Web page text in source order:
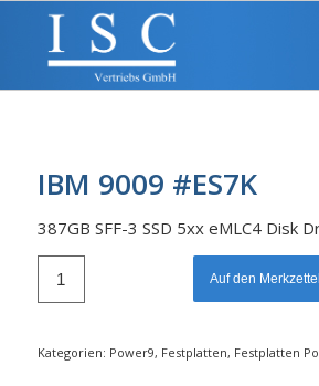
IBM 9009 #ES7K
387GB SFF-3 SSD 5xx eMLC4 Disk
Auf den Merkzettel
Kategorien: Power9, Festplatten, Festplatten